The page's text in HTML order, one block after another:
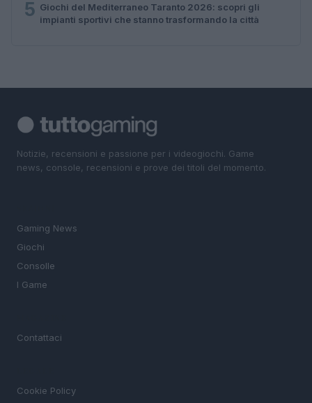
5 Giochi del Mediterraneo Taranto 2026: scopri gli
impianti sportivi che stanno trasformando la città
Notizie, recensioni e passione per i videogiochi. Game
news, console, recensioni e prove dei titoli del momento.
Gaming News
Giochi
Consolle
I Game
Contattaci
Cookie Policy